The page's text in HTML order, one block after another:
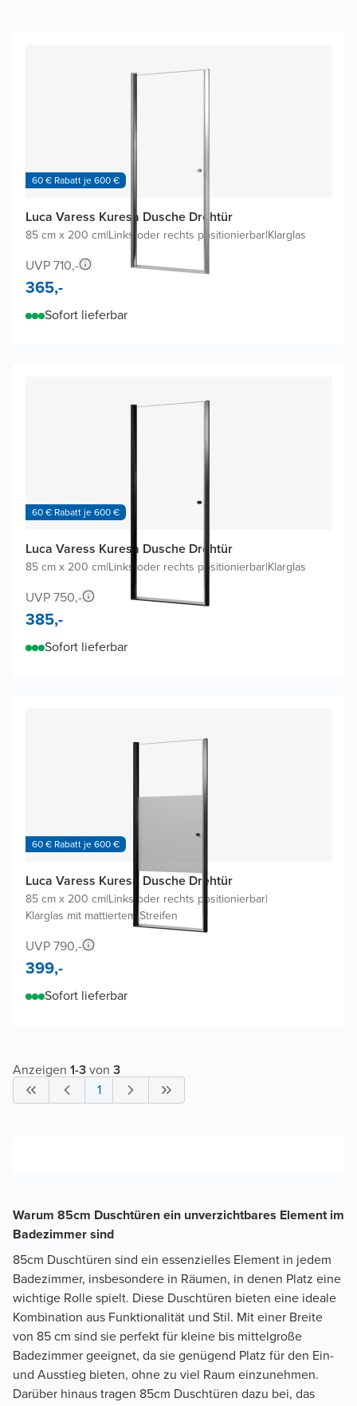
60 € Rabatt je 600 €
Luca Varess Kuresa Dusche Drehtür
85 cm x 200 cm|Links oder rechts positionierbar|Klarglas
UVP 710,-
365,-
Sofort lieferbar
60 € Rabatt je 600 €
Luca Varess Kuresa Dusche Drehtür
85 cm x 200 cm|Links oder rechts positionierbar|Klarglas
UVP 750,-
385,-
Sofort lieferbar
60 € Rabatt je 600 €
Luca Varess Kuresa Dusche Drehtür
85 cm x 200 cm|Links oder rechts positionierbar|
Klarglas mit mattiertem Streifen
UVP 790,-
399,-
Sofort lieferbar
Anzeigen 1-3von 3
1
Warum 85cm Duschtüren ein unverzichtbares Element im
Badezimmer sind
85cm Duschtüren sind ein essenzielles Element in jedem
Badezimmer, insbesondere in Räumen, in denen Platz eine
wichtige Rolle spielt. Diese Duschtüren bieten eine ideale
Kombination aus Funktionalität und Stil. Mit einer Breite
von 85 cm sind sie perfekt für kleine bis mittelgroße
Badezimmer geeignet, da sie genügend Platz für den Ein-
und Ausstieg bieten, ohne zu viel Raum einzunehmen.
Darüber hinaus tragen 85cm Duschtüren dazu bei, das